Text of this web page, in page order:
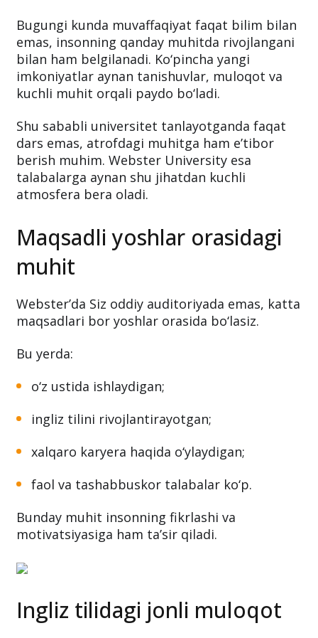
Bugungi kunda muvaffaqiyat faqat bilim bilan
emas, insonning qanday muhitda rivojlangani
bilan ham belgilanadi. Ko‘pincha yangi
imkoniyatlar aynan tanishuvlar, muloqot va
kuchli muhit orqali paydo bo‘ladi.
Shu sababli universitet tanlayotganda faqat
dars emas, atrofdagi muhitga ham e’tibor
berish muhim. Webster University esa
talabalarga aynan shu jihatdan kuchli
atmosfera bera oladi.
Maqsadli yoshlar orasidagi
muhit
Webster’da Siz oddiy auditoriyada emas, katta
maqsadlari bor yoshlar orasida bo‘lasiz.
Bu yerda:
o‘z ustida ishlaydigan;
ingliz tilini rivojlantirayotgan;
xalqaro karyera haqida o‘ylaydigan;
faol va tashabbuskor talabalar ko‘p.
Bunday muhit insonning fikrlashi va
motivatsiyasiga ham ta’sir qiladi.
Ingliz tilidagi jonli muloqot